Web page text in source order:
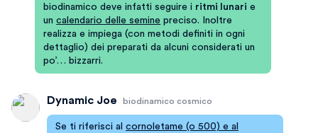
biodinamico deve infatti seguire i ritmi lunari e
uncalendario delle semine preciso. Inoltre
realizza e impiega (con metodi definiti in ogni
dettaglio) dei preparati da alcuni considerati un
po’… bizzarri.
Dynamic Joe biodinamico cosmico
Se ti riferisci al cornoletame (o 500) e al